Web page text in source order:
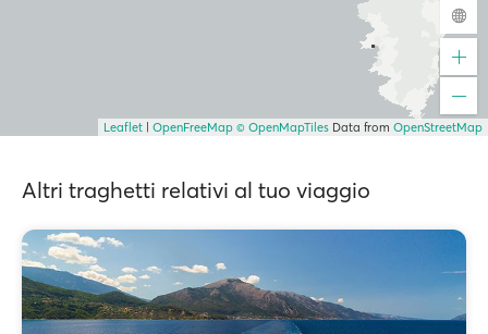
Leaflet OpenFreeMap © OpenMapTiles Data from OpenStreetMap
Altri traghetti relativi al tuo viaggio